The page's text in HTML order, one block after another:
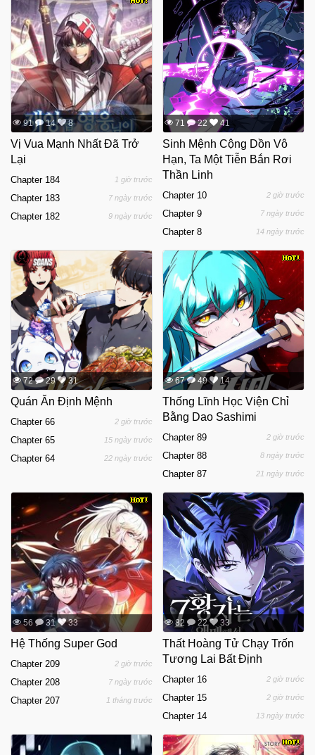
91 14 8
Vị Vua Mạnh Nhất Đã Trở
Lại
Chapter 184 1 giờ trước
Chapter 183 7 ngày trước
Chapter 182 9 ngày trước
71 22 41
Sinh Mệnh Cộng Dồn Vô
Hạn, Ta Một Tiễn Bắn Rơi
Thần Linh
Chapter 10 2 giờ trước
Chapter 9 7 ngày trước
Chapter 8 14 ngày trước
72 29 31
Quán Ăn Định Mệnh
Chapter 66 2 giờ trước
Chapter 65 15 ngày trước
Chapter 64 22 ngày trước
67 49 14
Thống Lĩnh Học Viện Chỉ
Bằng Dao Sashimi
Chapter 89 2 giờ trước
Chapter 88 8 ngày trước
Chapter 87 21 ngày trước
56 31 33
Hệ Thống Super God
Chapter 209 2 giờ trước
Chapter 208 7 ngày trước
Chapter 207 1 tháng trước
82 22 33
Thất Hoàng Tử Chạy Trốn
Tương Lai Bất Định
Chapter 16 2 giờ trước
Chapter 15 2 giờ trước
Chapter 14 13 ngày trước